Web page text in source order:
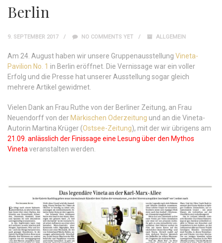
Berlin
9. SEPTEMBER 2017 NO COMMENTS YET ALLGEMEIN
Am 24. August haben wir unsere Gruppenausstellung Vineta-
Pavilion No. 1 in Berlin eröffnet. Die Vernissage war ein voller
Erfolg und die Presse hat unserer Ausstellung sogar gleich
mehrere Artikel gewidmet.
Vielen Dank an Frau Ruthe von der Berliner Zeitung, an Frau
Neuendorff von der Märkischen Oderzeitung und an die Vineta-
Autorin Martina Krüger (Ostsee-Zeitung), mit der wir übrigens am
21.09. anlässlich der Finissage eine Lesung über den Mythos
Vineta veranstalten werden.